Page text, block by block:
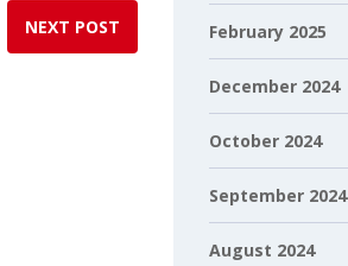
NEXT POST February 2025
December 2024
October 2024
September 2024
August 2024